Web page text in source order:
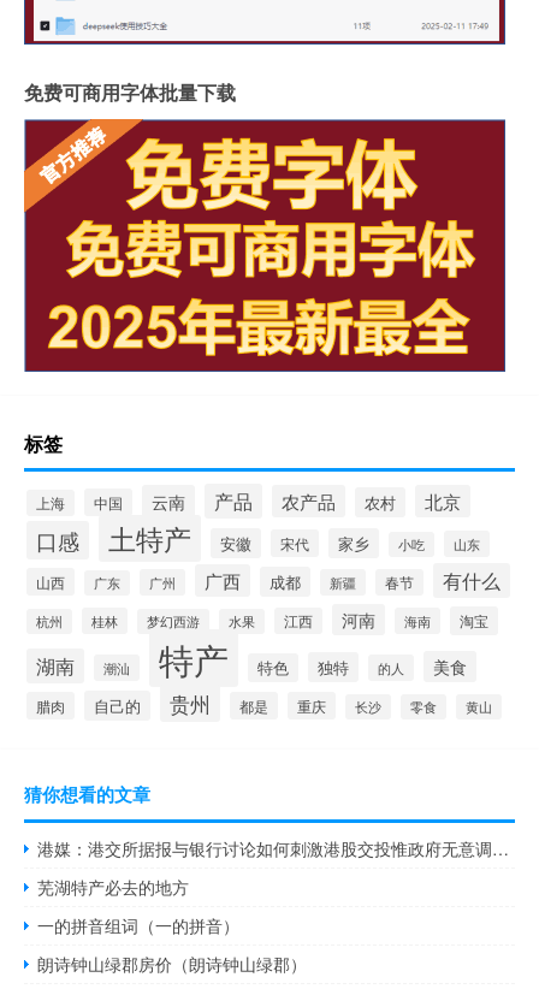
免费可商用字体批量下载
标签
上海 中国 云南 产品 农产品 农村 北京
口感 土特产 安徽 宋代 家乡 小吃 山东
山西 广东 广州 广西 成都 新疆 春节 有什么
杭州 桂林 梦幻西游 水果 江西 河南 海南 淘宝
湖南 潮汕 特产 特色 独特 的人 美食
腊肉 自己的 贵州 都是 重庆 长沙 零食 黄山
猜你想看的文章
港媒：港交所据报与银行讨论如何刺激港股交投惟政府无意调低印花税
芜湖特产必去的地方
一的拼音组词（一的拼音）
朗诗钟山绿郡房价（朗诗钟山绿郡）